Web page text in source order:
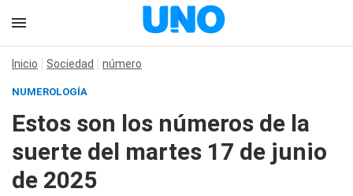
Inicio Sociedad número
NUMEROLOGÍA
Estos son los números de la
suerte del martes 17 de junio
de 2025